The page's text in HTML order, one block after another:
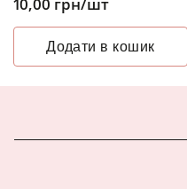
10,00 грн/шт
Додати в кошик